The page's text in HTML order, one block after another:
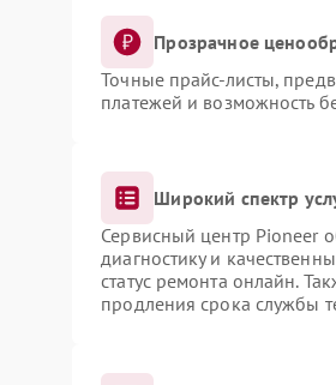
Прозрачное
Точные прайс-листы,
платежей и возможность
Широкий спектр
Сервисный центр Pioneer
диагностику и
статус ремонта онлайн.
продления срока службы